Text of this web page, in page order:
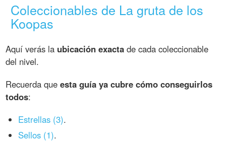
Coleccionables de La gruta de los
Koopas
Aquí verás la ubicación exacta de cada coleccionable
del nivel.
Recuerda queesta guía ya cubre cómo conseguirlos
todos:
Estrellas (3).
Sellos (1).